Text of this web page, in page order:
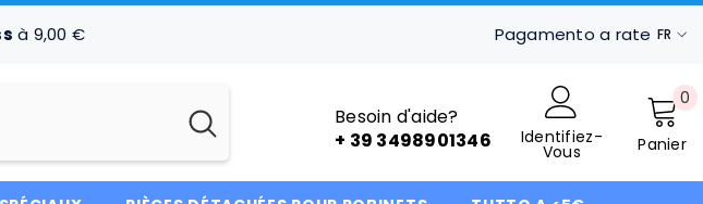
à 9,00 € Pagamento a rate FR
DE
Besoin d'aide?
+ 39 3498901346
Identifiez-
Vous Panier
00